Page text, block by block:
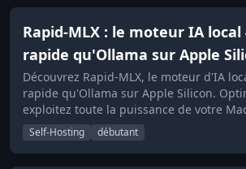
Rapid-MLX : le moteur IA local
rapide qu'Ollama sur Apple
Découvrez Rapid-MLX, le moteur d'IA
rapide qu'Ollama sur Apple Silicon.
exploitez toute la puissance de votre
Self-Hosting débutant